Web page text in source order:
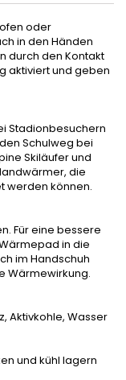
oder
in den Händen
durch den Kontakt
aktiviert und geben
Stadionbesuchern
Schulweg bei
Skiläufer und
die
werden können.
Für eine bessere
in die
im Handschuh
Wärmewirkung.
Aktivkohle, Wasser
und kühl lagern